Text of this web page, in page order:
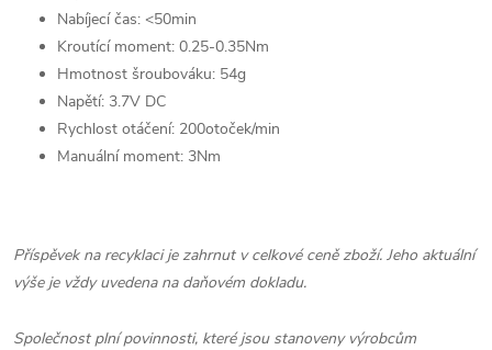
Nabíjecí čas: <50min
Kroutící moment: 0.25-0.35Nm
Hmotnost šroubováku: 54g
Napětí: 3.7V DC
Rychlost otáčení: 200otoček/min
Manuální moment: 3Nm
Příspěvek na recyklaci je zahrnut v celkové ceně zboží. Jeho aktuální
výše je vždy uvedena na daňovém dokladu.
Společnost plní povinnosti, které jsou stanoveny výrobcům